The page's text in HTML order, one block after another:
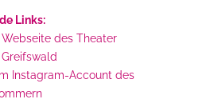
Links:
des Theater
Instagram-Account des